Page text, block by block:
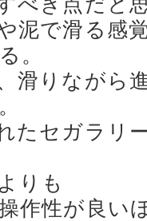
泥で滑る感
。
滑りながら
たセガラリ
りも
作性が良い